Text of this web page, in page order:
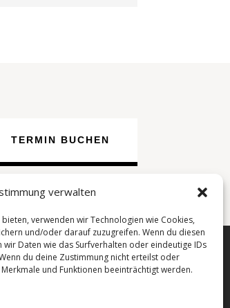
verwalten
verwenden wir Technologien wie Cookies,
und/oder darauf zuzugreifen. Wenn du diesen
Daten wie das Surfverhalten oder eindeutige IDs
du deine Zustimmung nicht erteilst oder
und Funktionen beeinträchtigt werden.
TERMIN BUCHEN